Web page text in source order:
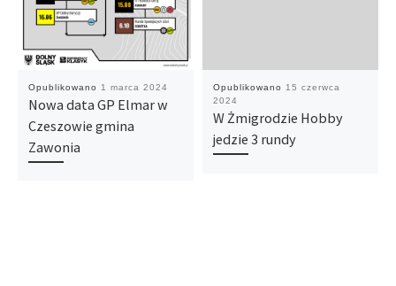
Opublikowano 1 marca 2024
Nowa data GP Elmar w
Czeszowie gmina
Zawonia
Opublikowano
15 czerwca
2024
W Żmigrodzie Hobby
jedzie 3 rundy